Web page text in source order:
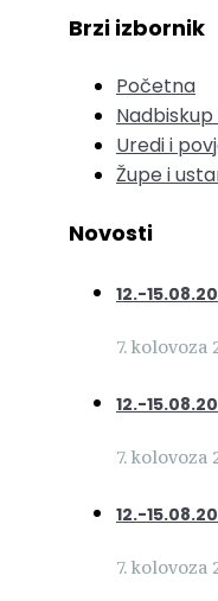
Brzi izbornik
Početna
Uredi i
Župe i
Novosti
12.-
7. kolovoza
12.-
7. kolovoza
12.-
7. kolovoza